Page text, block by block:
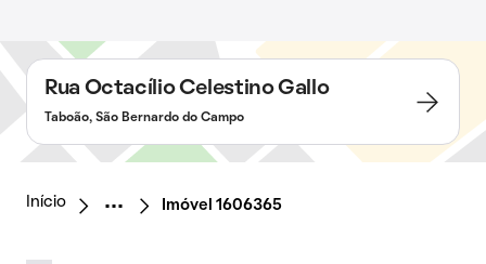
Rua Octacílio Celestino Gallo
Taboão, São Bernardo do Campo
Início Imóvel 1606365